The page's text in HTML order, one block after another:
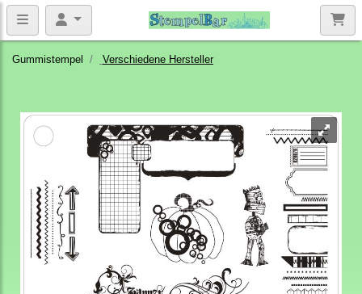
Gummistempel Verschiedene Hersteller